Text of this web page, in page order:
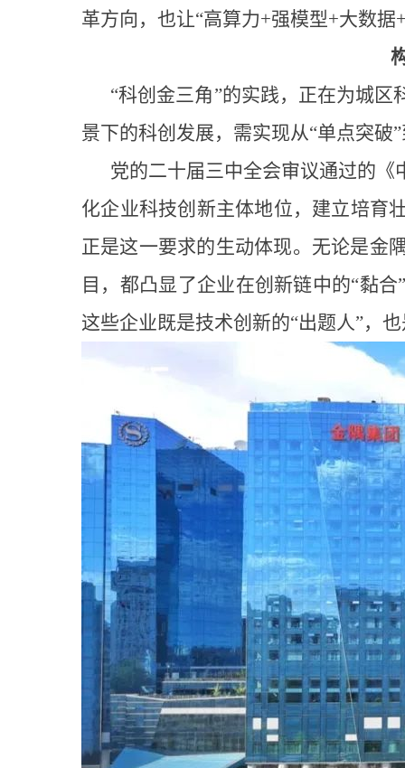
革方向，也让“高算力+强模型+大数
“科创金三角”的实践，正在为城
景下的科创发展，需实现从“单点突破
党的二十届三中全会审议通过的
化企业科技创新主体地位，建立培育
正是这一要求的生动体现。无论是金
目，都凸显了企业在创新链中的“黏
这些企业既是技术创新的“出题人”，